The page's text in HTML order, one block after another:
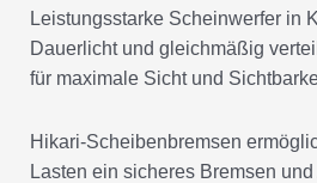
Leistungsstarke Scheinwerfer in
Dauerlicht und gleichmäßig
für maximale Sicht und
Hikari-Scheibenbremsen
Lasten ein sicheres Bremsen